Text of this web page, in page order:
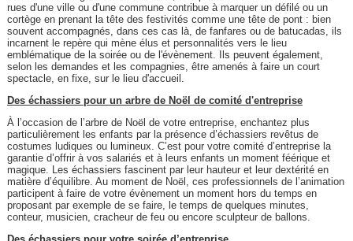
rues d'une ville ou d'une commune contribue à marquer un défilé ou un
cortège en prenant la tête des festivités comme une tête de pont : bien
souvent accompagnés, dans ces cas là, de fanfares ou de batucadas, ils
incarnent le repère qui mène élus et personnalités vers le lieu
emblématique de la soirée ou de l'évènement. Ils peuvent également,
selon les demandes et les compagnies, être amenés à faire un court
spectacle, en fixe, sur le lieu d'accueil.
Des échassiers pour un arbre de Noël de comité d'entreprise
À l’occasion de l’arbre de Noël de votre entreprise, enchantez plus
particulièrement les enfants par la présence d’échassiers revêtus de
costumes ludiques ou lumineux. C’est pour votre comité d’entreprise la
garantie d’offrir à vos salariés et à leurs enfants un moment féérique et
magique. Les échassiers fascinent par leur hauteur et leur dextérité en
matière d’équilibre. Au moment de Noël, ces professionnels de l’animation
participent à faire de votre évènement un moment hors du temps en
proposant par exemple de se faire, le temps de quelques minutes,
conteur, musicien, cracheur de feu ou encore sculpteur de ballons.